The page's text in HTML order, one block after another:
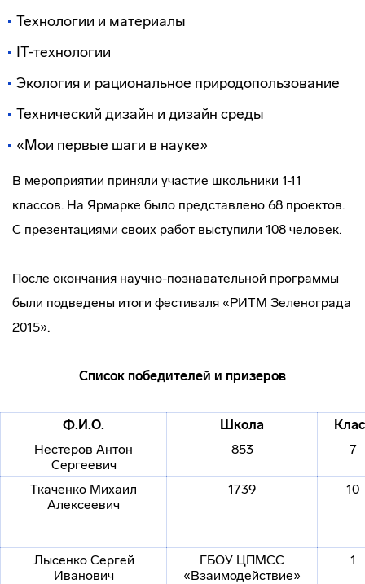
Технологии и материалы
IT-технологии
Экология и рациональное природопользование
Технический дизайн и дизайн среды
«Мои первые шаги в науке»
В мероприятии приняли участие школьники 1-11
классов. На Ярмарке было представлено 68 проектов.
С презентациями своих работ выступили 108 человек.
После окончания научно-познавательной программы
были подведены итоги фестиваля «РИТМ Зеленограда
2015».
Список победителей и призеров
Ф.И.О. Школа
Нестеров Антон
Сергеевич
853 7
Ткаченко Михаил
Алексеевич
1739 10
Лысенко Сергей
Иванович
ГБОУ ЦПМСС
«Взаимодействие»
1